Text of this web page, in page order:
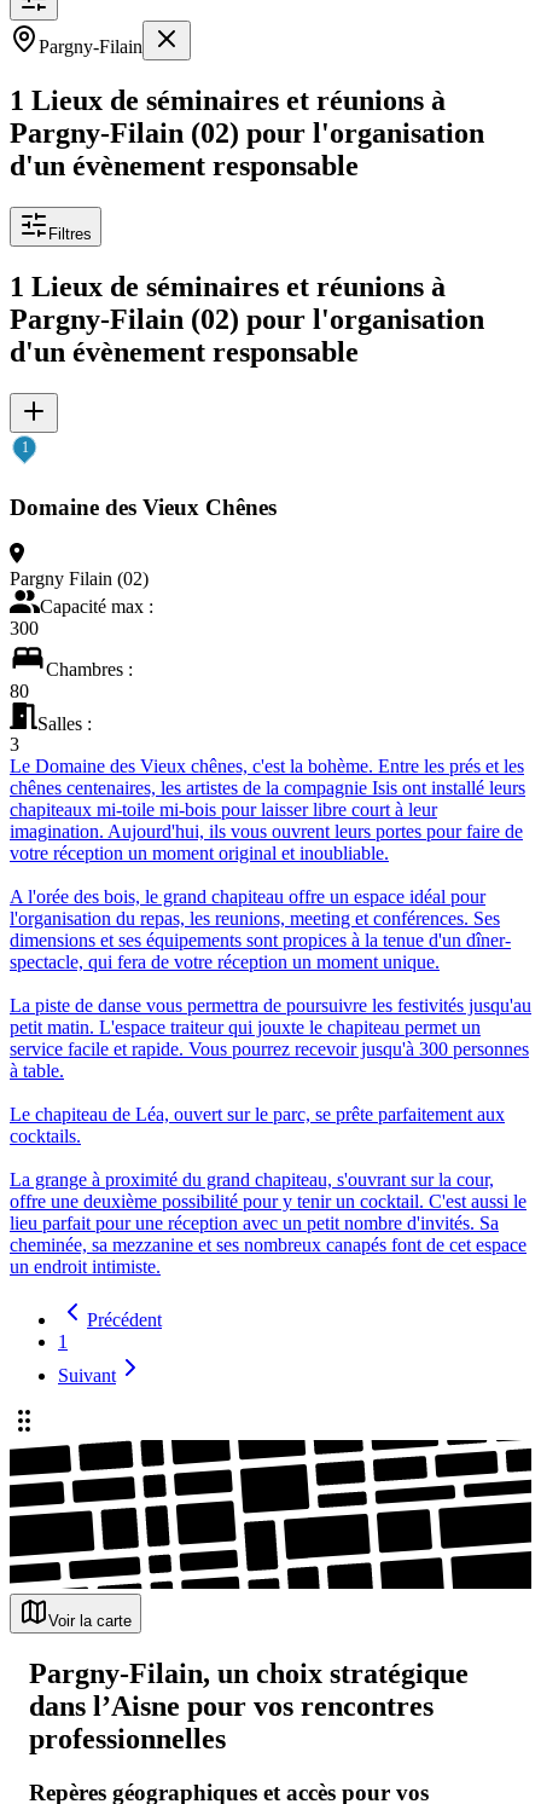
Pargny-Filain
1 Lieux de séminaires et réunions à
Pargny-Filain (02) pour l'organisation
d'un évènement responsable
Filtres
1 Lieux de séminaires et réunions à
Pargny-Filain (02) pour l'organisation
d'un évènement responsable
1
Domaine des Vieux Chênes
Pargny Filain (02)
Capacité max :
300
Chambres :
80
Salles:
3
Le Domaine des Vieux chênes, c'est la bohème. Entre les prés et les
chênes centenaires, les artistes de la compagnie Isis ont installé leurs
chapiteaux mi-toile mi-bois pour laisser libre court à leur
imagination. Aujourd'hui, ils vous ouvrent leurs portes pour faire de
votre réception un moment original et inoubliable.
A l'orée des bois, le grand chapiteau offre un espace idéal pour
l'organisation du repas, les reunions, meeting et conférences. Ses
dimensions et ses équipements sont propices à la tenue d'un dîner-
spectacle, qui fera de votre réception un moment unique.
La piste de danse vous permettra de poursuivre les festivités jusqu'au
petit matin. L'espace traiteur qui jouxte le chapiteau permet un
service facile et rapide. Vous pourrez recevoir jusqu'à 300 personnes
à table.
Le chapiteau de Léa, ouvert sur le parc, se prête parfaitement aux
cocktails.
La grange à proximité du grand chapiteau, s'ouvrant sur la cour,
offre une deuxième possibilité pour y tenir un cocktail. C'est aussi le
lieu parfait pour une réception avec un petit nombre d'invités. Sa
cheminée, sa mezzanine et ses nombreux canapés font de cet espace
un endroit intimiste.
Précédent
1
Suivant
Voir la carte
Pargny-Filain, un choix stratégique
dans l’Aisne pour vos rencontres
professionnelles
Repères géographiques et accès pour vos